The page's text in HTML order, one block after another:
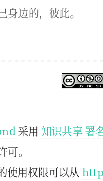
身边的，彼此。
采用 知识共享 署
可。
使用权限可以从